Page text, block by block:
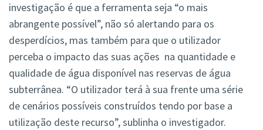
investigação é que a ferramenta seja “o mais
abrangente possível”, não só alertando para os
desperdícios, mas também para que o utilizador
perceba o impacto das suas ações na quantidade e
qualidade de água disponível nas reservas de água
subterrânea. “O utilizador terá à sua frente uma série
de cenários possíveis construídos tendo por base a
utilização deste recurso”, sublinha o investigador.